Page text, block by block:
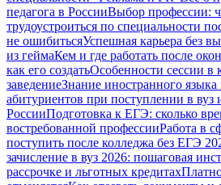
педагога в РоссииВыбор профессии:
трудоустроиться по специальности
не ошибитьсяУспешная карьера без
из геймаКем и где работать после
как его создатьОсобенности сессии в
заведениеЗнание иностранного
абитуриентов при поступлении в вуз
РоссииПодготовка к ЕГЭ: сколько
востребованной профессииРабота в
поступить после колледжа без ЕГЭ
зачисление в вуз 2026: пошаговая
рассрочке и льготных кредитах